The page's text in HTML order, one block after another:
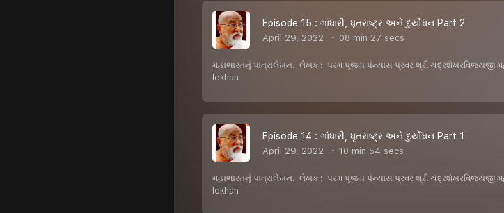
Episode 15 : ગાંધારી, ધૃતરાષ્ટ્ર અને દુર્યોધન Part 2
April 29, 2022 08 min 27 secs
મહાભારતનું પાત્રાલેખન. લેખક : પરમ પૂજ્ય પંન્યાસ પ્રવર શ્રી ચંદ્રશેખરવિજયજી
lekhan
Episode 14 : ગાંધારી, ધૃતરાષ્ટ્ર અને દુર્યોધન Part 1
April 29, 2022 10 min 54 secs
મહાભારતનું પાત્રાલેખન. લેખક : પરમ પૂજ્ય પંન્યાસ પ્રવર શ્રી ચંદ્રશેખરવિજયજી
lekhan